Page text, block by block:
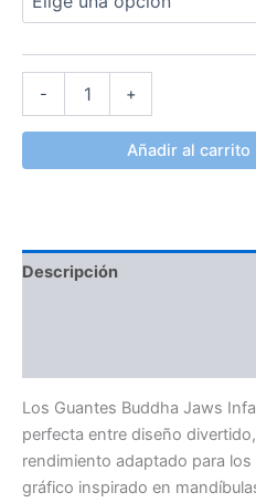
- +
Añadir al carrito
Descripción
Los Guantes Buddha Jaws
perfecta entre diseño
rendimiento adaptado para
gráfico inspirado en